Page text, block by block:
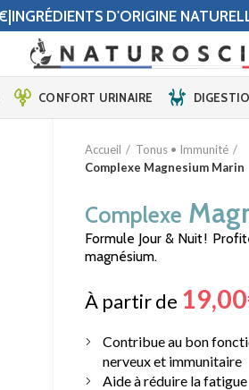
D'ORIGINE
CONFORT URINAIRE
Accueil
Tonus • Immunité
Complexe Magnesium Marin
Complexe
Formule Jour & Nuit !
magnésium.
À partir de 19,00
Contribue au bon
nerveux et immunitaire
Aide à réduire la fatigue